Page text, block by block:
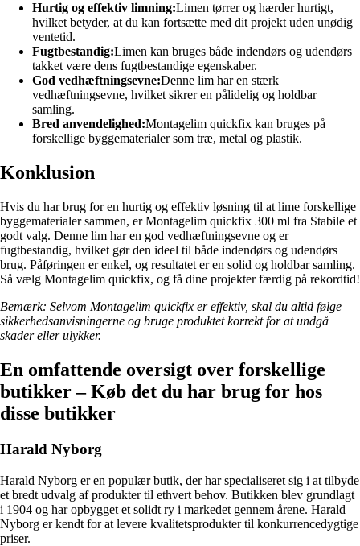
Hurtig og effektiv limning:Limen tørrer og hærder hurtigt,
hvilket betyder, at du kan fortsætte med dit projekt uden unødig
ventetid.
Fugtbestandig:Limen kan bruges både indendørs og udendørs
takket være dens fugtbestandige egenskaber.
God vedhæftningsevne:Denne lim har en stærk
vedhæftningsevne, hvilket sikrer en pålidelig og holdbar
samling.
Bred anvendelighed:Montagelim quickfix kan bruges på
forskellige byggematerialer som træ, metal og plastik.
Konklusion
Hvis du har brug for en hurtig og effektiv løsning til at lime forskellige
byggematerialer sammen, er Montagelim quickfix 300 ml fra Stabile et
godt valg. Denne lim har en god vedhæftningsevne og er
fugtbestandig, hvilket gør den ideel til både indendørs og udendørs
brug. Påføringen er enkel, og resultatet er en solid og holdbar samling.
Så vælg Montagelim quickfix, og få dine projekter færdig på rekordtid!
Bemærk: Selvom Montagelim quickfix er effektiv, skal du altid følge
sikkerhedsanvisningerne og bruge produktet korrekt for at undgå
skader eller ulykker.
En omfattende oversigt over forskellige
butikker – Køb det du har brug for hos
disse butikker
Harald Nyborg
Harald Nyborg er en populær butik, der har specialiseret sig i at tilbyde
et bredt udvalg af produkter til ethvert behov. Butikken blev grundlagt
i 1904 og har opbygget et solidt ry i markedet gennem årene. Harald
Nyborg er kendt for at levere kvalitetsprodukter til konkurrencedygtige
priser.